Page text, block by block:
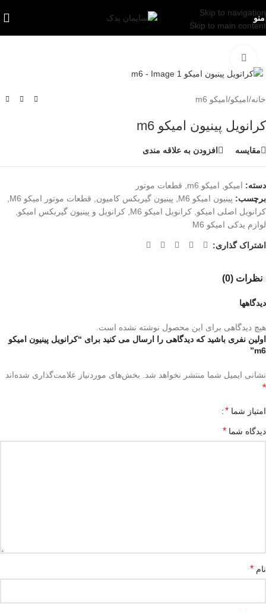
Skip to navigation
Skip to main content
منو
خانه/امیکو/امیکو m6
کرانویل پینیون امیکو m6
مقایسه افزودن به علاقه مندی
دسته: امیکو, امیکو m6 , قطعات موتور
برچسب: پینیون امیکو M6 , پینیون گیربکس کامیون, قطعات موتور امیکو M6
,
کرانویل اصلی امیکو, کرانویل امیکو M6 , کرانویل و پینیون گیربکس امیکو,
لوازم یدکی امیکو M6
اشتراک گذاری:
نظرات (0)
دیدگاهها
هیچ دیدگاهی برای این محصول نوشته نشده است.
اولین نفری باشید که دیدگاهی را ارسال می کنید برای “کرانویل پینیون امیکو
m6”
نشانی ایمیل شما منتشر نخواهد شد. بخش‌های موردنیاز علامت‌گذاری شده‌اند
*
امتیاز شما *
دیدگاه شما *
نام *